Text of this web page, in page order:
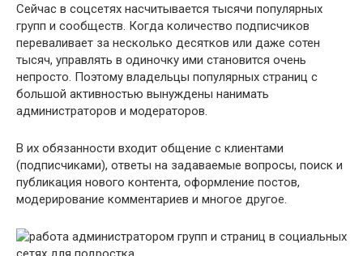
Сейчас в соцсетях насчитывается тысячи популярных
групп и сообществ. Когда количество подписчиков
переваливает за несколько десятков или даже сотен
тысяч, управлять в одиночку ими становится очень
непросто. Поэтому владельцы популярных страниц с
большой активностью вынуждены нанимать
администраторов и модераторов.
В их обязанности входит общение с клиентами
(подписчиками), ответы на задаваемые вопросы, поиск и
публикация нового контента, оформление постов,
модерирование комментариев и многое другое.